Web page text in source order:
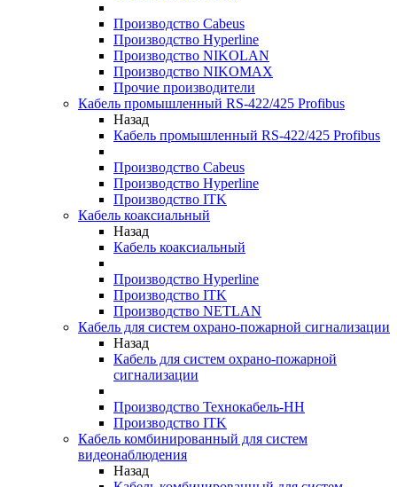
Производство Cabeus
Производство Hyperline
Производство NIKOLAN
Производство NIKOMAX
Прочие производители
Кабель промышленный RS-422/425 Profibus
Назад
Кабель промышленный RS-422/425 Profibus
Производство Cabeus
Производство Hyperline
Производство ITK
Кабель коаксиальный
Назад
Кабель коаксиальный
Производство Hyperline
Производство ITK
Производство NETLAN
Кабель для систем охрано-пожарной сигнализации
Назад
Кабель для систем охрано-пожарной
сигнализации
Производство Технокабель-НН
Производство ITK
Кабель комбинированный для систем
видеонаблюдения
Назад